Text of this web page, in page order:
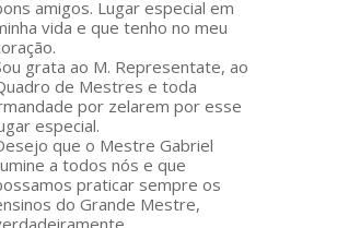
amigos. Lugar especial em
vida e que tenho no meu
grata ao M. Representate, ao
de Mestres e toda
por zelarem por esse
especial.
que o Mestre Gabriel
a todos nós e que
praticar sempre os
do Grande Mestre,